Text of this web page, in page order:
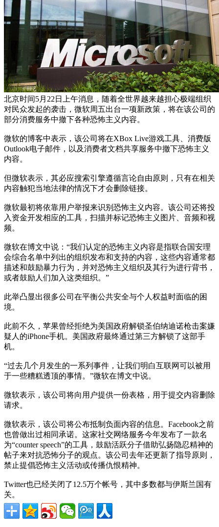
北京时间5月22日上午消息，随着全世界越来越担心极端组织
对民众发起的袭击，微软周五出台一项新政策，将在该公司的
部分消费服务中撤下各种恐怖主义内容。
微软的博客中表示，该公司将在XBox Live游戏工具、消费版
Outlook电子邮件，以及消费者文档共享服务中撤下恐怖主义
内容。
但微软表示，其必应搜索引擎遵循言论自由原则，只有在相关
内容触犯当地法律的情况下才会删除链接。
微软最初将依靠用户举报来识别恐怖主义内容。该公司还将投
入资金开发相应的工具，扫描并标记恐怖主义图片、音频和视
频。
微软在博文中说：“我们认定的恐怖主义内容是指联合国安理
会综合名单中列出的组织发布和支持的内容，这些内容通常都
描述和鼓励暴力行为，并对恐怖主义组织及其行为进行背书，
或者鼓励人们加入这类组织。”
此举凸显出很多公司在平衡公共安全与个人权益时面临的困
境。
此前不久，苹果曾经拒绝为美国政府解锁圣伯纳迪诺枪击案嫌
疑人的iPhone手机。美国政府最终通过第三方解锁了这部手
机。
“过去几个月发生的一系列事件，让我们明白互联网可以被用
于一些糟糕透顶的事情。”微软在博文中说。
微软表示，该公司将向用户提供一份表格，用于提交内容删除
请求。
微软表示，该公司将公布抵制负面内容的信息。Facebook之前
也曾做出过相同承诺。这家社交网络服务今年发布了一款名
为“counter speech”的工具，鼓励活跃分子借助弘扬隐忍精神的
帖子来对抗恐怖分子的观点。该公司去年还更新了指导原则，
禁止提倡恐怖主义活动或传播仇恨精神。
Twitter也已经关闭了12.5万个帐号，其中多数都与伊斯兰国有
关。